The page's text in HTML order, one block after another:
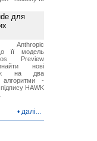
для
її модель
Preview
нові
на два
алгоритми -
HAWK
• далі...